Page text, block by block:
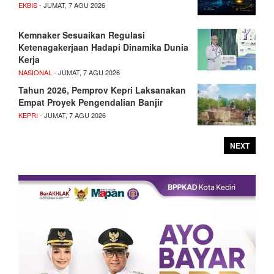
EKBIS- JUMAT, 7 AGU 2026
Kemnaker Sesuaikan Regulasi
Ketenagakerjaan Hadapi Dinamika Dunia
Kerja
NASIONAL- JUMAT, 7 AGU 2026
Tahun 2026, Pemprov Kepri Laksanakan
Empat Proyek Pengendalian Banjir
KEPRI- JUMAT, 7 AGU 2026
NEXT